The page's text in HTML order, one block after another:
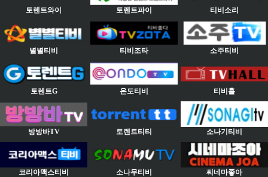
토렌트와이 토렌트파이 티비소리
별별티비 티비조타 소주티비
토렌트G 온도티비 티비홀
방방바TV 토렌트티티 소나기티비
코리아맥스티비 소나무티비 씨네마좋아